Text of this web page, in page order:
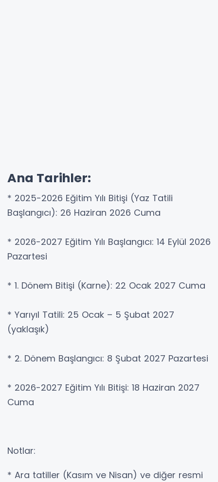
Ana Tarihler:
* 2025-2026 Eğitim Yılı Bitişi (Yaz Tatili
Başlangıcı): 26 Haziran 2026 Cuma
* 2026-2027 Eğitim Yılı Başlangıcı: 14 Eylül 2026
Pazartesi
* 1. Dönem Bitişi (Karne): 22 Ocak 2027 Cuma
* Yarıyıl Tatili: 25 Ocak – 5 Şubat 2027
(yaklaşık)
* 2. Dönem Başlangıcı: 8 Şubat 2027 Pazartesi
* 2026-2027 Eğitim Yılı Bitişi: 18 Haziran 2027
Cuma
Notlar:
* Ara tatiller (Kasım ve Nisan) ve diğer resmi